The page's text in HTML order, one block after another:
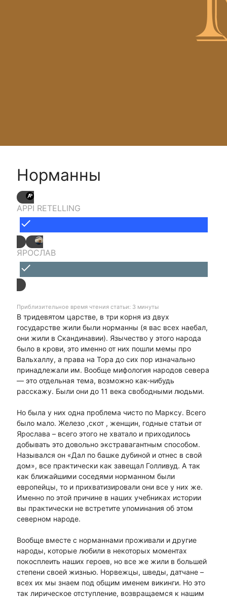
Норманны
APPI RETELLING
done
ЯРОСЛАВ
done
Приблизительное время чтения статьи: 3 минуты
В тридевятом царстве, в три корня из двух
государстве жили были норманны (я вас всех наебал,
они жили в Скандинавии). Язычество у этого народа
было в крови, это именно от них пошли мемы про
Вальхаллу, а права на Тора до сих пор изначально
принадлежали им. Вообще мифология народов севера
— это отдельная тема, возможно как-нибудь
расскажу. Были они до 11 века свободными людьми.
Но была у них одна проблема чисто по Марксу. Всего
было мало. Железо ,скот , женщин, годные статьи от
Ярослава – всего этого не хватало и приходилось
добывать это довольно экстравагантным способом.
Назывался он «Дал по башке дубиной и отнес в свой
дом», все практически как завещал Голливуд. А так
как ближайшими соседями норманном были
европейцы, то и прихватизировали они все у них же.
Именно по этой причине в наших учебниках истории
вы практически не встретите упоминания об этом
северном народе.
Вообще вместе с норманнами проживали и другие
народы, которые любили в некоторых моментах
покосплеить наших героев, но все же жили в большей
степени своей жизнью. Норвежцы, шведы, датчане –
всех их мы знаем под общим именем викинги. Но это
так лирическое отступление, возвращаемся к нашим